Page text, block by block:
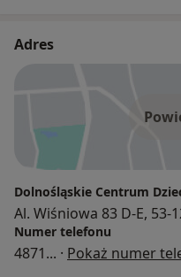
Adres
Dolnośląskie Centrum
Al. Wiśniowa 83 D-E, 53-
Numer telefonu
4871... · Pokaż numer